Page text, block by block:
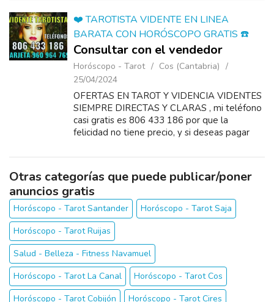
❤️ TAROTISTA VIDENTE EN LINEA
BARATA CON HORÓSCOPO GRATIS ☎️
Consultar con el vendedor
Horóscopo - Tarot
Cos (Cantabria)
25/04/2024
OFERTAS EN TAROT Y VIDENCIA VIDENTES
SIEMPRE DIRECTAS Y CLARAS , mi teléfono
casi gratis es 806 433 186 por que la
felicidad no tiene precio, y si deseas pagar
de ESPAÑA teléfo...
Otras categorías que puede publicar/poner
anuncios gratis
Horóscopo - Tarot Santander
Horóscopo - Tarot Saja
Horóscopo - Tarot Ruijas
Salud - Belleza - Fitness Navamuel
Horóscopo - Tarot La Canal
Horóscopo - Tarot Cos
Horóscopo - Tarot Cobijón
Horóscopo - Tarot Cires